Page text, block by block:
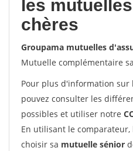
les
chères
Groupama mutuelles
Mutuelle complémentaire
Pour plus d'information sur
pouvez consulter les
possibles et utiliser notre
En utilisant le
choisir sa mutuelle sénior